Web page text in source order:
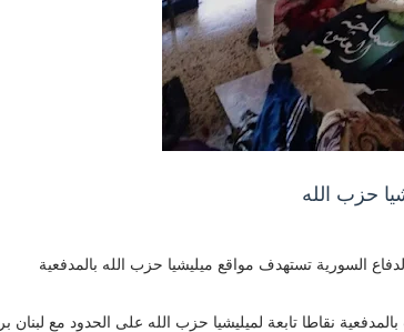
حزب الله
السورية تستهدف مواقع ميليشيا حزب الله بالمدفعية
نقاطا تابعة لميليشيا حزب الله على الحدود مع